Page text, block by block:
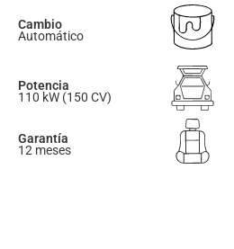
Cambio
Automático
Potencia
110 kW (150 CV)
Garantía
12 meses